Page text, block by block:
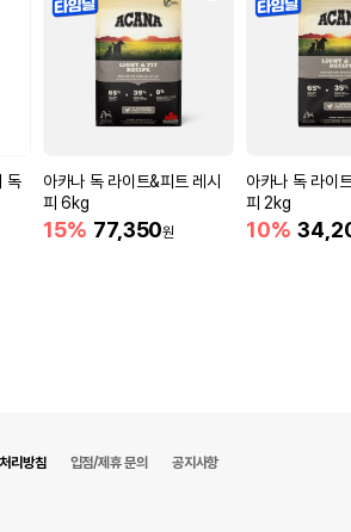
독
아카나 독 라이트&피트 레시
피 6kg
15% 77,350원
아카나 독 라이
피 2kg
10%
리방침 입점/제휴 문의 공지사항